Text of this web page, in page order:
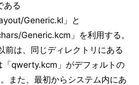
ある
Generic.kl」と
Generic.kcm」を利用する。
は、同じディレクトリにある
「qwerty.kcm」がデフォルトの
また、最初からシステム内にあ